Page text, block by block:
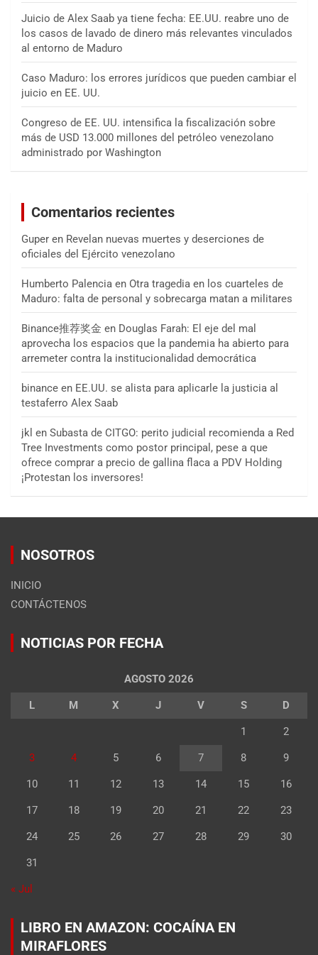
Juicio de Alex Saab ya tiene fecha: EE.UU. reabre uno de
los casos de lavado de dinero más relevantes vinculados
al entorno de Maduro
Caso Maduro: los errores jurídicos que pueden cambiar el
juicio en EE. UU.
Congreso de EE. UU. intensifica la fiscalización sobre
más de USD 13.000 millones del petróleo venezolano
administrado por Washington
Comentarios recientes
Guper en Revelan nuevas muertes y deserciones de
oficiales del Ejército venezolano
Humberto Palencia en Otra tragedia en los cuarteles de
Maduro: falta de personal y sobrecarga matan a militares
Binance推荐奖金 en Douglas Farah: El eje del mal
aprovecha los espacios que la pandemia ha abierto para
arremeter contra la institucionalidad democrática
binance en EE.UU. se alista para aplicarle la justicia al
testaferro Alex Saab
jkl en Subasta de CITGO: perito judicial recomienda a Red
Tree Investments como postor principal, pese a que
ofrece comprar a precio de gallina flaca a PDV Holding
¡Protestan los inversores!
NOSOTROS
INICIO
CONTÁCTENOS
NOTICIAS POR FECHA
AGOSTO 2026
L M X J V S D
1 2
3 4 5 6 7 8 9
10 11 12 13 14 15 16
17 18 19 20 21 22 23
24 25 26 27 28 29 30
31
« Jul
LIBRO EN AMAZON: COCAÍNA EN
MIRAFLORES